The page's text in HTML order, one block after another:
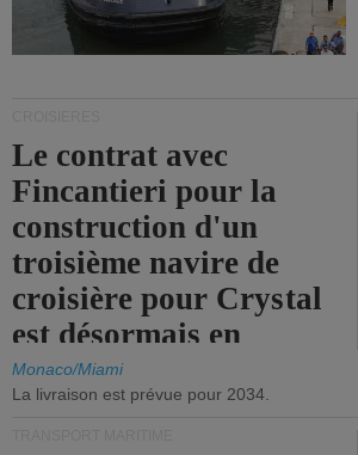
Le contrat avec
Fincantieri pour la
construction d'un
troisième navire de
croisière pour Crystal
est désormais en
vigueur.
Monaco/Miami
La livraison est prévue pour 2034.